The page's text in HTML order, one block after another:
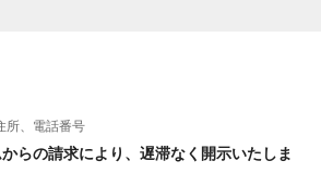
所、電話番号
らの請求により、遅滞なく開示いたしま